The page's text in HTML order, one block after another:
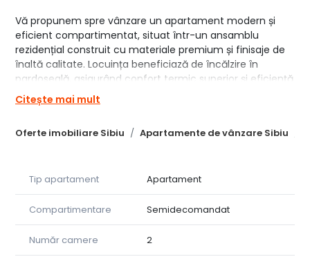
Oferte imobiliare Sibiu Apartamente de vânzare Sibiu
Vă propunem spre vânzare un apartament modern și
eficient compartimentat, situat într-un ansamblu
rezidențial construit cu materiale premium și finisaje de
înaltă calitate. Locuința beneficiază de încălzire în
pardoseală, asigurând confort termic superior și eficiență
energetică ridicată.
oferindu-vă posibilitatea de a-l amenaja și personaliza
Ideal atât pentru locuință proprie, cât și pentru investiție.
Compartimentare apartament:
• Bucătărie + Living – 22,2 m²
• Dormitor – 11,7 m²
• Baie – 5,0 m²
Citește mai mult
Tip apartament Apartament
Compartimentare Semidecomandat
Număr camere 2